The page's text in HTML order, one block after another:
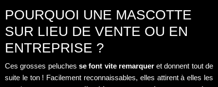
POURQUOI UNE MASCOTTE
SUR LIEU DE VENTE OU EN
ENTREPRISE ?
Ces grosses peluches se font vite remarqueret donnent tout de
suite le ton ! Facilement reconnaissables, elles attirent à elles les